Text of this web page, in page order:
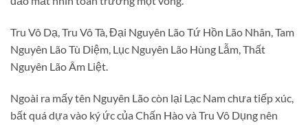
Tru Vô Dạ, Tru Vô Tà, Đại Nguyên Lão Tứ Hồn Lão Nhân, Tam
Nguyên Lão Tù Diệm, Lục Nguyên Lão Hùng Lẫm, Thất
Nguyên Lão Âm Liệt.
Ngoài ra mấy tên Nguyên Lão còn lại Lạc Nam chưa tiếp xúc,
bất quá dựa vào ký ức của Chấn Hào và Tru Vô Dụng nên